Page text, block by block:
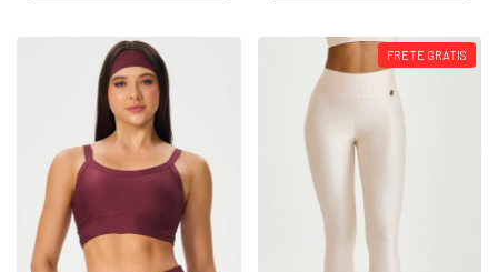
FRETE GRÁTIS